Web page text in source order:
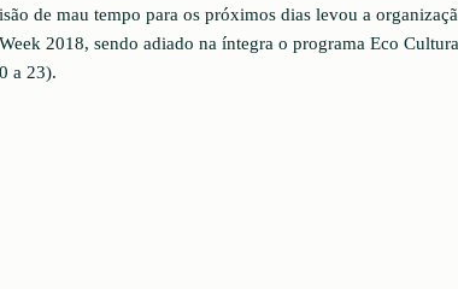
de mau tempo para os próximos dias levou a
2018, sendo adiado na íntegra o programa Eco
a 23).